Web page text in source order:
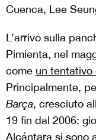
Cuenca, Lee
L’arrivo sulla
Pimienta, nel
come un tentativo
Principalmente,
Barça, cresciuto
19 fin dal 2006:
Alcántara si sono